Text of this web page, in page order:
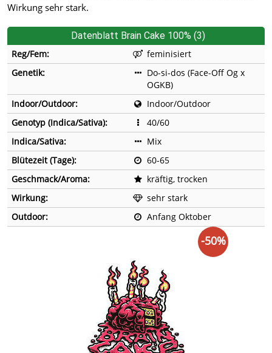
Wirkung sehr stark.
Datenblatt Brain Cake 100% (3)
Reg/Fem:
feminisiert
Genetik:
Do-si-dos (Face-Off Og x
OGKB)
Indoor/Outdoor:
Indoor/Outdoor
Genotyp (Indica/Sativa):
40/60
Indica/Sativa:
Mix
Blütezeit (Tage):
60-65
Geschmack/Aroma:
kräftig, trocken
Wirkung:
sehr stark
Outdoor:
Anfang Oktober
-50%